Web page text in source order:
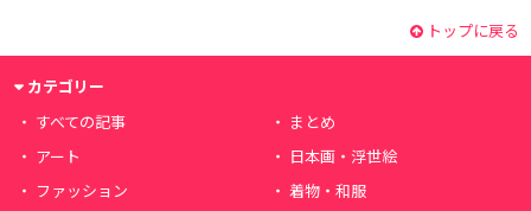
トップに戻る
カテゴリー
すべての記事
まとめ
アート
日本画・浮世絵
ファッション
着物・和服